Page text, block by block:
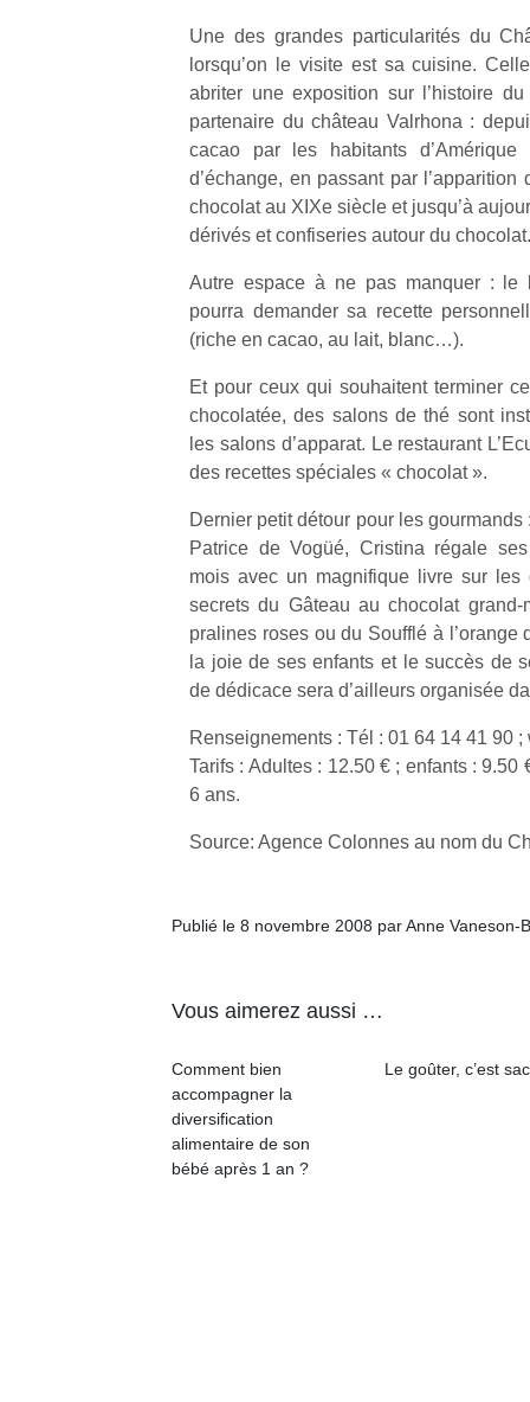
Une des grandes particularités du
lorsqu’on le visite est sa cuisine.
abriter une exposition sur l’histoire
partenaire du château Valrhona :
cacao par les habitants d’Amérique
d’échange, en passant par
chocolat au XIXe siècle et jusqu’à
dérivés et confiseries autour du chocolat.
Autre espace à ne pas manquer : le
pourra demander sa recette
(riche en cacao, au lait, blanc…).
Et pour ceux qui souhaitent terminer
chocolatée, des salons de thé sont
les salons d’apparat. Le restaurant
des recettes spéciales « chocolat ».
Dernier petit détour pour les
Patrice de Vogüé, Cristina régale
mois avec un magnifique livre sur
secrets du Gâteau au chocolat grand-
pralines roses ou du Soufflé à l’orange
la joie de ses enfants et le succès de
de dédicace sera d’ailleurs organisée
Renseignements : Tél : 01 64 14 41 90
Tarifs : Adultes : 12.50 € ; enfants : 9.50
6 ans.
Source: Agence Colonnes au nom du
Publié le 8 novembre 2008 par Anne Vaneson-
Vous aimerez aussi …
Comment bien
accompagner la
diversification
alimentaire de son
bébé après 1 an ?
Le goûter, c’est
à
…
NextGen,
une
nouvelle
trottinette
mécanique
Beeper
enfants
débordent
souvent
d’énergie.
Varier les
n’est pas
toujours
divertissement,
apprentissage…
Des
trampolines
pour les
les petits !
Durant les
vacances
estivales
et avec le
beaux
jours, c’est
rêvée
pour les
de